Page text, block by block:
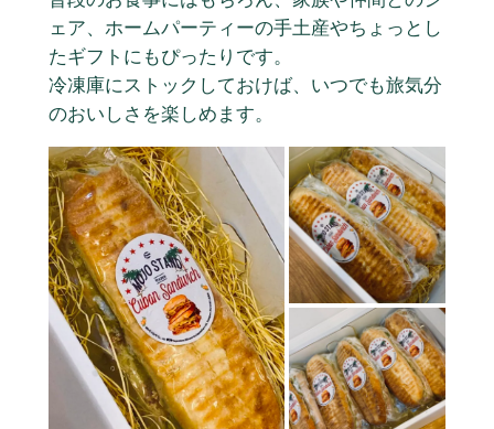
ェア、ホームパーティーの手土産やちょっとし
たギフトにもぴったりです。
冷凍庫にストックしておけば、いつでも旅気分
のおいしさを楽しめます。